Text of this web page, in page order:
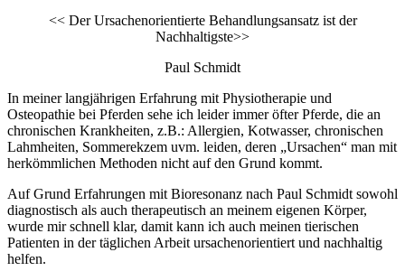
<< Der Ursachenorientierte Behandlungsansatz ist der
Nachhaltigste>>
Paul Schmidt
In meiner langjährigen Erfahrung mit Physiotherapie und
Osteopathie bei Pferden sehe ich leider immer öfter Pferde, die an
chronischen Krankheiten, z.B.: Allergien, Kotwasser, chronischen
Lahmheiten, Sommerekzem uvm. leiden, deren „Ursachen“ man mit
herkömmlichen Methoden nicht auf den Grund kommt.
Auf Grund Erfahrungen mit Bioresonanz nach Paul Schmidt sowohl
diagnostisch als auch therapeutisch an meinem eigenen Körper,
wurde mir schnell klar, damit kann ich auch meinen tierischen
Patienten in der täglichen Arbeit ursachenorientiert und nachhaltig
helfen.